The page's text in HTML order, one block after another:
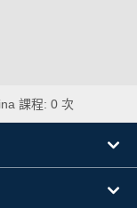
課程: 0 次